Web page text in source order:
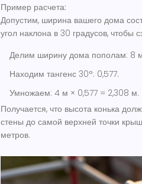
Пример расчета:
Допустим, ширина вашего дома
угол наклона в 30 градусов, чтобы
Делим ширину дома пополам: 8
Находим тангенс 30°: 0,577.
Умножаем: 4 м × 0,577 = 2,308 м.
Получается, что высота конька
стены до самой верхней точки
метров.